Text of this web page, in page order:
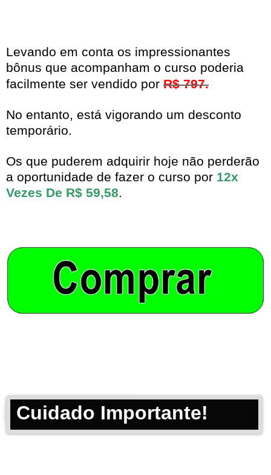
Levando em conta os impressionantes
bônus que acompanham o curso poderia
facilmente ser vendido por R$ 797.
No entanto, está vigorando um desconto
temporário.
Os que puderem adquirir hoje não perderão
a oportunidade de fazer o curso por 12x
Vezes De R$ 59,58.
Cuidado Importante!